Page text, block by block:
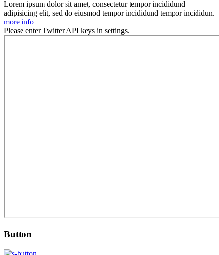
Lorem ipsum dolor sit amet, consectetur tempor incididund
adipisicing elit, sed do eiusmod tempor incididund tempor incididun.
more info
Please enter Twitter API keys in settings.
Button